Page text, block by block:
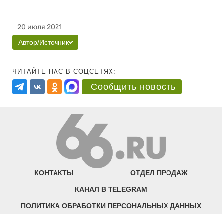
20 июля 2021
Автор/Источник
ЧИТАЙТЕ НАС В СОЦСЕТЯХ:
Сообщить новость
КОНТАКТЫ ОТДЕЛ ПРОДАЖ
КАНАЛ В TELEGRAM
ПОЛИТИКА ОБРАБОТКИ ПЕРСОНАЛЬНЫХ ДАННЫХ